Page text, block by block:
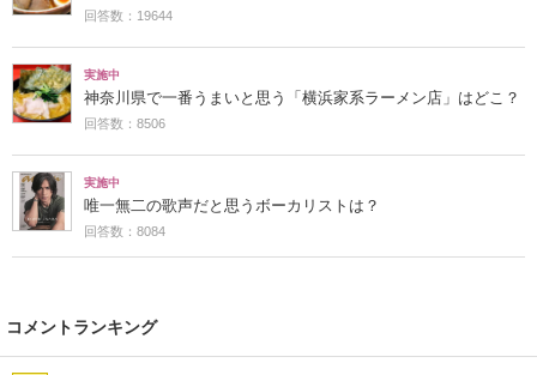
回答数：19644
実施中
神奈川県で一番うまいと思う「横浜家系ラーメン店」はどこ？
回答数：8506
実施中
唯一無二の歌声だと思うボーカリストは？
回答数：8084
コメントランキング